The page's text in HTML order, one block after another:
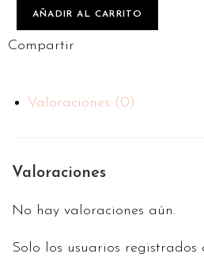
AÑADIR AL CARRITO
Compartir
Valoraciones (0)
Valoraciones
No hay valoraciones aún.
Solo los usuarios